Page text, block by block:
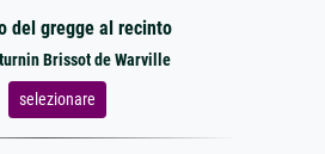
del gregge al recinto
Brissot de Warville
selezionare